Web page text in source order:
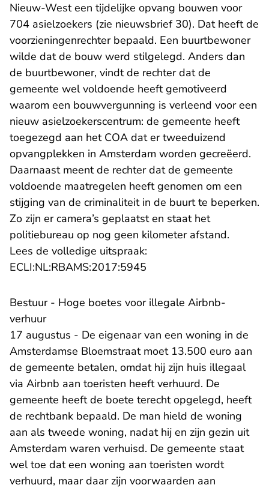
Nieuw-West een tijdelijke opvang bouwen voor
704 asielzoekers (zie nieuwsbrief 30). Dat heeft de
voorzieningenrechter bepaald. Een buurtbewoner
wilde dat de bouw werd stilgelegd. Anders dan
de buurtbewoner, vindt de rechter dat de
gemeente wel voldoende heeft gemotiveerd
waarom een bouwvergunning is verleend voor een
nieuw asielzoekerscentrum: de gemeente heeft
toegezegd aan het COA dat er tweeduizend
opvangplekken in Amsterdam worden gecreëerd.
Daarnaast meent de rechter dat de gemeente
voldoende maatregelen heeft genomen om een
stijging van de criminaliteit in de buurt te beperken.
Zo zijn er camera’s geplaatst en staat het
politiebureau op nog geen kilometer afstand.
Lees de volledige uitspraak:
ECLI:NL:RBAMS:2017:5945
Bestuur - Hoge boetes voor illegale Airbnb-
verhuur
17 augustus - De eigenaar van een woning in de
Amsterdamse Bloemstraat moet 13.500 euro aan
de gemeente betalen, omdat hij zijn huis illegaal
via Airbnb aan toeristen heeft verhuurd. De
gemeente heeft de boete terecht opgelegd, heeft
de rechtbank bepaald. De man hield de woning
aan als tweede woning, nadat hij en zijn gezin uit
Amsterdam waren verhuisd. De gemeente staat
wel toe dat een woning aan toeristen wordt
verhuurd, maar daar zijn voorwaarden aan